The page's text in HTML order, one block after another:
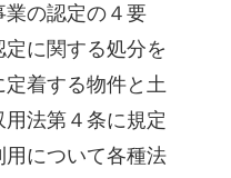
業の認定の４要
に関する処分を
着する物件と土
法第４条に規定
用について各種法